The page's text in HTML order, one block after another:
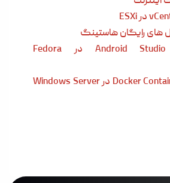
های رایگان هاستینگ
آموزش نصب Android Studio در Fedora
آموزش نصب Docker Containers در Windows Server